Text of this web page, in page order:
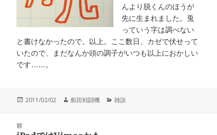
んより脱くんのほうが
先に生まれました。兎
っていう字は調べない
と書けなかったので。以上。ここ数日、カゼで伏せって
いたので、まだなんか頭の調子がいつも以上におかしい
です……。
投
2011/02/02
作
船田戦闘機
カ
雑談
前